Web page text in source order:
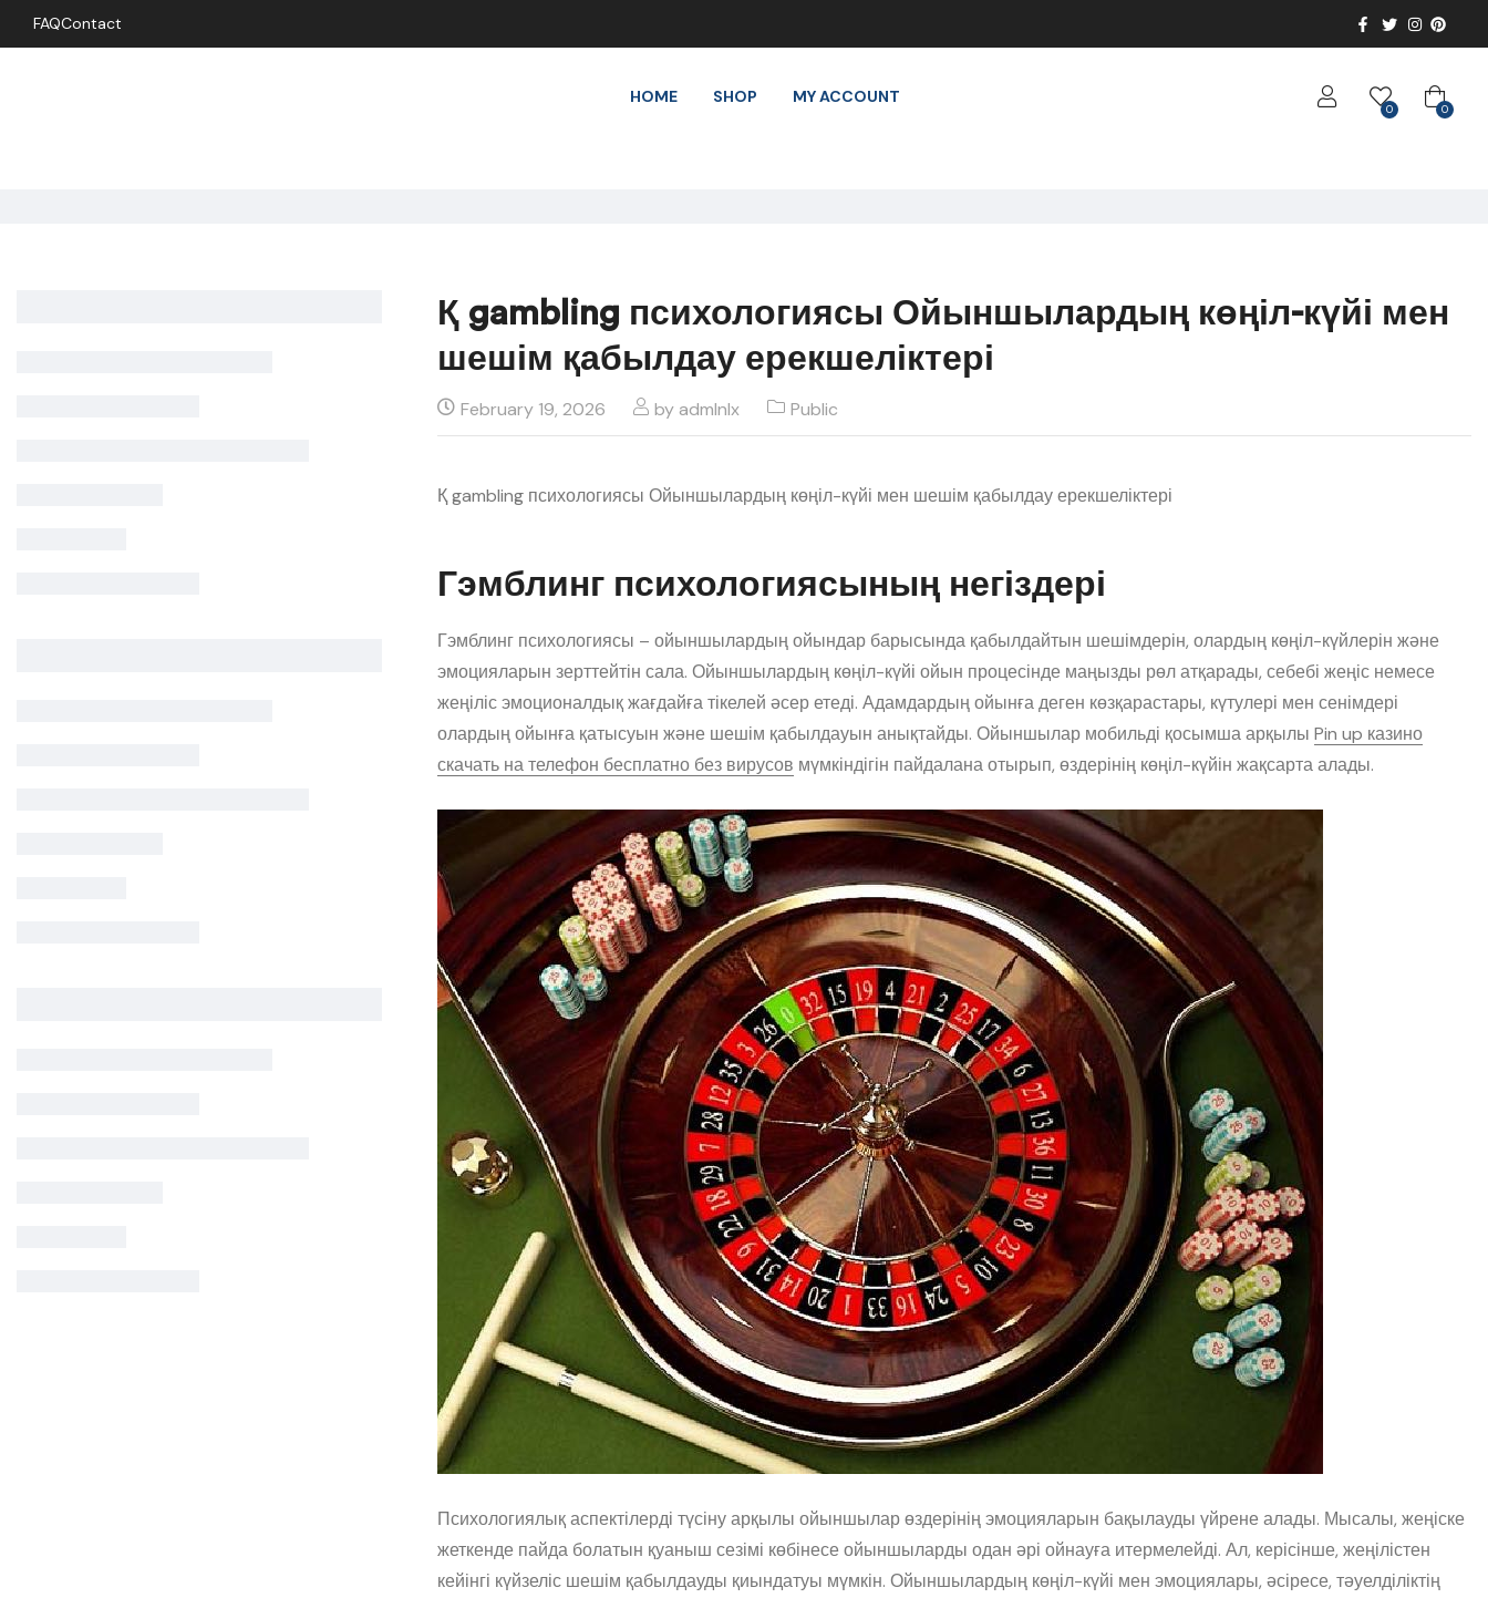
FAQContact
HOME SHOP MY ACCOUNT
0 0
Қ gambling психологиясы Ойыншылардың көңіл-күйі мен
шешім қабылдау ерекшеліктері
February 19, 2026 byadmlnlx Public
Қ gambling психологиясы Ойыншылардың көңіл-күйі мен шешім қабылдау ерекшеліктері
Гэмблинг психологиясының негіздері
Гэмблинг психологиясы – ойыншылардың ойындар барысында қабылдайтын шешімдерін, олардың көңіл-күйлерін және
эмоцияларын зерттейтін сала. Ойыншылардың көңіл-күйі ойын процесінде маңызды рөл атқарады, себебі жеңіс немесе
жеңіліс эмоционалдық жағдайға тікелей әсер етеді. Адамдардың ойынға деген көзқарастары, күтулері мен сенімдері
олардың ойынға қатысуын және шешім қабылдауын анықтайды. Ойыншылар мобильді қосымша арқылы Pin up казино
скачать на телефон бесплатно без вирусов мүмкіндігін пайдалана отырып, өздерінің көңіл-күйін жақсарта алады.
Психологиялық аспектілерді түсіну арқылы ойыншылар өздерінің эмоцияларын бақылауды үйрене алады. Мысалы, жеңіске
жеткенде пайда болатын қуаныш сезімі көбінесе ойыншыларды одан әрі ойнауға итермелейді. Ал, керісінше, жеңілістен
кейінгі күйзеліс шешім қабылдауды қиындатуы мүмкін. Ойыншылардың көңіл-күйі мен эмоциялары, әсіресе, тәуелділіктің